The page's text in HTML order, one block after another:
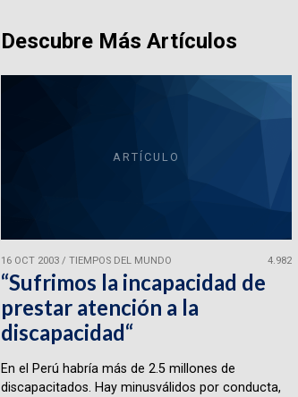
Descubre Más Artículos
ARTÍCULO
16 OCT 2003/ TIEMPOS DEL MUNDO 4.982
“Sufrimos la incapacidad de
prestar atención a la
discapacidad“
En el Perú habría más de 2.5 millones de
discapacitados. Hay minusválidos por conducta,